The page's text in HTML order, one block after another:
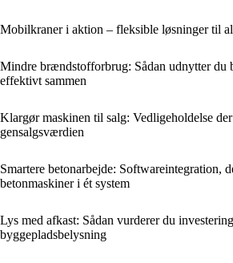
Mobilkraner i aktion – fleksible løsninger til
Mindre brændstofforbrug: Sådan udnytter du
effektivt sammen
Klargør maskinen til salg: Vedligeholdelse
gensalgsværdien
Smartere betonarbejde: Softwareintegration,
betonmaskiner i ét system
Lys med afkast: Sådan vurderer du
byggepladsbelysning